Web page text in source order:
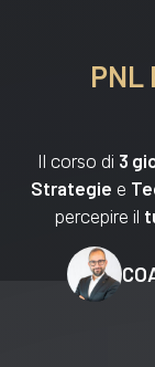
PNL
Il corso di 3
Strategie e
percepire il